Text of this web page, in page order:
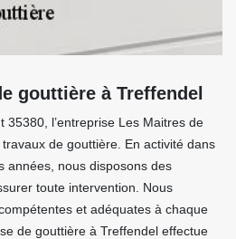
gouttière à Treffendel
35380, l’entreprise Les Maitres de
de gouttière. En activité dans
années, nous disposons des
toute intervention. Nous
et adéquates à chaque
de gouttière à Treffendel effectue